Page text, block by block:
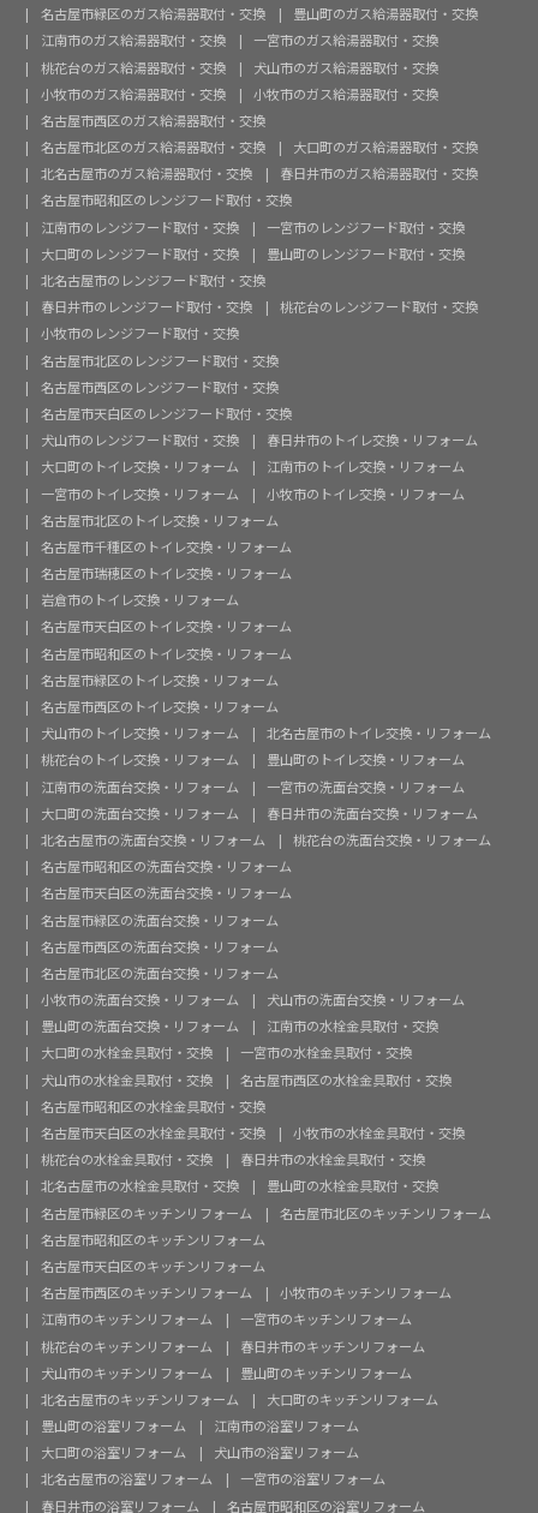
名古屋市緑区のガス給湯器取付・交換
豊山町のガス給湯器取付・交換
江南市のガス給湯器取付・交換
一宮市のガス給湯器取付・交換
桃花台のガス給湯器取付・交換
犬山市のガス給湯器取付・交換
小牧市のガス給湯器取付・交換
小牧市のガス給湯器取付・交換
名古屋市西区のガス給湯器取付・交換
名古屋市北区のガス給湯器取付・交換
大口町のガス給湯器取付・交換
北名古屋市のガス給湯器取付・交換
春日井市のガス給湯器取付・交換
名古屋市昭和区のレンジフード取付・交換
江南市のレンジフード取付・交換
一宮市のレンジフード取付・交換
大口町のレンジフード取付・交換
豊山町のレンジフード取付・交換
北名古屋市のレンジフード取付・交換
春日井市のレンジフード取付・交換
桃花台のレンジフード取付・交換
小牧市のレンジフード取付・交換
名古屋市北区のレンジフード取付・交換
名古屋市西区のレンジフード取付・交換
名古屋市天白区のレンジフード取付・交換
犬山市のレンジフード取付・交換
春日井市のトイレ交換・リフォーム
大口町のトイレ交換・リフォーム
江南市のトイレ交換・リフォーム
一宮市のトイレ交換・リフォーム
小牧市のトイレ交換・リフォーム
名古屋市北区のトイレ交換・リフォーム
名古屋市千種区のトイレ交換・リフォーム
名古屋市瑞穂区のトイレ交換・リフォーム
岩倉市のトイレ交換・リフォーム
名古屋市天白区のトイレ交換・リフォーム
名古屋市昭和区のトイレ交換・リフォーム
名古屋市緑区のトイレ交換・リフォーム
名古屋市西区のトイレ交換・リフォーム
犬山市のトイレ交換・リフォーム
北名古屋市のトイレ交換・リフォーム
桃花台のトイレ交換・リフォーム
豊山町のトイレ交換・リフォーム
江南市の洗面台交換・リフォーム
一宮市の洗面台交換・リフォーム
大口町の洗面台交換・リフォーム
春日井市の洗面台交換・リフォーム
北名古屋市の洗面台交換・リフォーム
桃花台の洗面台交換・リフォーム
名古屋市昭和区の洗面台交換・リフォーム
名古屋市天白区の洗面台交換・リフォーム
名古屋市緑区の洗面台交換・リフォーム
名古屋市西区の洗面台交換・リフォーム
名古屋市北区の洗面台交換・リフォーム
小牧市の洗面台交換・リフォーム
犬山市の洗面台交換・リフォーム
豊山町の洗面台交換・リフォーム
江南市の水栓金具取付・交換
大口町の水栓金具取付・交換
一宮市の水栓金具取付・交換
犬山市の水栓金具取付・交換
名古屋市西区の水栓金具取付・交換
名古屋市昭和区の水栓金具取付・交換
名古屋市天白区の水栓金具取付・交換
小牧市の水栓金具取付・交換
桃花台の水栓金具取付・交換
春日井市の水栓金具取付・交換
北名古屋市の水栓金具取付・交換
豊山町の水栓金具取付・交換
名古屋市緑区のキッチンリフォーム
名古屋市北区のキッチンリフォーム
名古屋市昭和区のキッチンリフォーム
名古屋市天白区のキッチンリフォーム
名古屋市西区のキッチンリフォーム
小牧市のキッチンリフォーム
江南市のキッチンリフォーム
一宮市のキッチンリフォーム
桃花台のキッチンリフォーム
春日井市のキッチンリフォーム
犬山市のキッチンリフォーム
豊山町のキッチンリフォーム
北名古屋市のキッチンリフォーム
大口町のキッチンリフォーム
豊山町の浴室リフォーム
江南市の浴室リフォーム
大口町の浴室リフォーム
犬山市の浴室リフォーム
北名古屋市の浴室リフォーム
一宮市の浴室リフォーム
春日井市の浴室リフォーム
名古屋市昭和区の浴室リフォーム